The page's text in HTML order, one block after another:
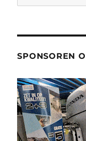
naar:
SPONSOREN